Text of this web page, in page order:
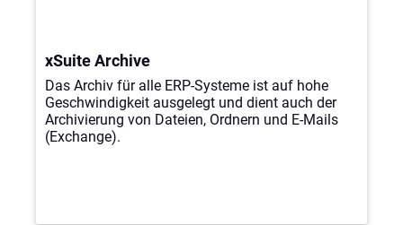
xSuite Archive
Das Archiv für alle ERP-Systeme ist auf hohe
Geschwindigkeit ausgelegt und dient auch der
Archivierung von Dateien, Ordnern und E-Mails
(Exchange).